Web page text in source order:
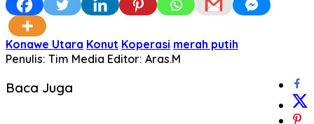
Konawe Utara Konut Koperasi merah putih
Penulis: Tim Media Editor: Aras.M
Baca Juga